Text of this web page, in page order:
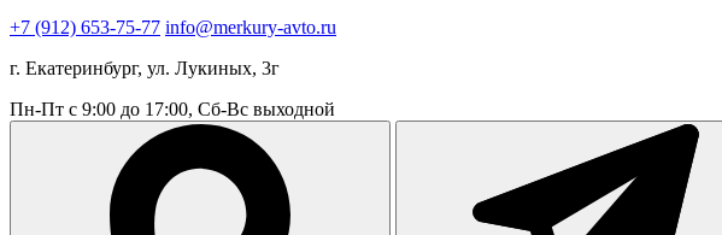
+7 (912) 653-75-77 info@merkury-avto.ru
г. Екатеринбург, ул. Лукиных, 3г
Пн-Пт с 9:00 до 17:00, Сб-Вс выходной